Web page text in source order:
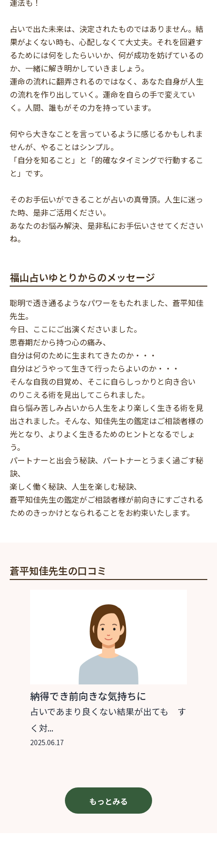
運法も！
占いで出た未来は、決定されたものではありません。結
果がよくない時も、心配しなくて大丈夫。それを回避す
るためには何をしたらいいか、何が成功を妨げているの
か、一緒に解き明かしていきましょう。
運命の流れに翻弄されるのではなく、あなた自身が人生
の流れを作り出していく。運命を自らの手で変えてい
く。人間、誰もがその力を持っています。
何やら大きなことを言っているように感じるかもしれま
せんが、やることはシンプル。
「自分を知ること」と「的確なタイミングで行動するこ
と」です。
そのお手伝いができることが占いの真骨頂。人生に迷っ
た時、是非ご活用ください。
あなたのお悩み解決、是非私にお手伝いさせてください
ね。
福山占いゆとりからのメッセージ
聡明で透き通るようなパワーをもたれました、蒼平知佳
先生。
今日、ここにご出演くださいました。
思春期だから持つ心の痛み、
自分は何のために生まれてきたのか・・・
自分はどうやって生きて行ったらよいのか・・・
そんな自我の目覚め、そこに自らしっかりと向き合い
のりこえる術を見出してこられました。
自ら悩み苦しみ占いから人生をより楽しく生きる術を見
出されました。そんな、知佳先生の鑑定はご相談者様の
光となり、よりよく生きるためのヒントとなるでしょ
う。
パートナーと出会う秘訣、パートナーとうまく過ごす秘
訣、
楽しく働く秘訣、人生を楽しむ秘訣、
蒼平知佳先生の鑑定がご相談者様が前向きにすごされる
ためのきっかけとなられることをお約束いたします。
蒼平知佳先生の口コミ
納得でき前向きな気持ちに
占いであまり良くない結果が出ても す
く対...
2025.06.17
もっとみる